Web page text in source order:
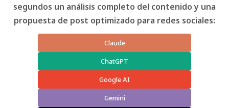
segundos un análisis completo del contenido y una
propuesta de post optimizado para redes sociales:
Claude
ChatGPT
Google AI
Gemini